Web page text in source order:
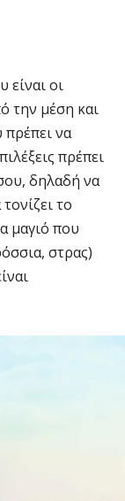
είναι οι
την μέση και
πρέπει να
πρέπει
δηλαδή να
το
μαγιό που
στρας)